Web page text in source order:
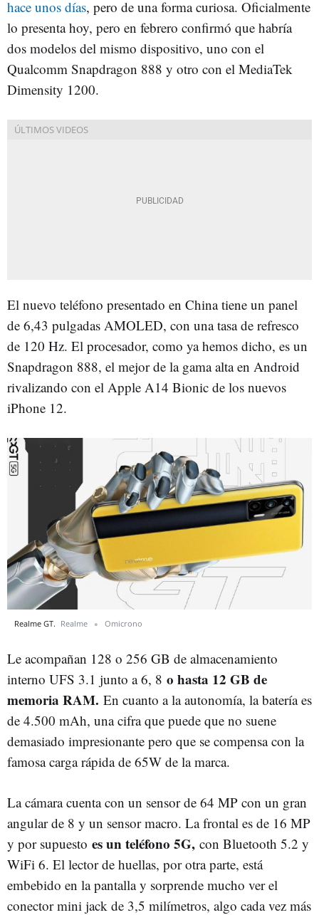
hace unos días, pero de una forma curiosa. Oficialmente
lo presenta hoy, pero en febrero confirmó que habría
dos modelos del mismo dispositivo, uno con el
Qualcomm Snapdragon 888 y otro con el MediaTek
Dimensity 1200.
El nuevo teléfono presentado en China tiene un panel
de 6,43 pulgadas AMOLED, con una tasa de refresco
de 120 Hz. El procesador, como ya hemos dicho, es un
Snapdragon 888, el mejor de la gama alta en Android
rivalizando con el Apple A14 Bionic de los nuevos
iPhone 12.
Realme GT. Realme Omicrono
Le acompañan 128 o 256 GB de almacenamiento
interno UFS 3.1 junto a 6, 8 o hasta 12 GB de
memoria RAM. En cuanto a la autonomía, la batería es
de 4.500 mAh, una cifra que puede que no suene
demasiado impresionante pero que se compensa con la
famosa carga rápida de 65W de la marca.
La cámara cuenta con un sensor de 64 MP con un gran
angular de 8 y un sensor macro. La frontal es de 16 MP
y por supuesto es un teléfono 5G, con Bluetooth 5.2 y
WiFi 6. El lector de huellas, por otra parte, está
embebido en la pantalla y sorprende mucho ver el
conector mini jack de 3,5 milímetros, algo cada vez más